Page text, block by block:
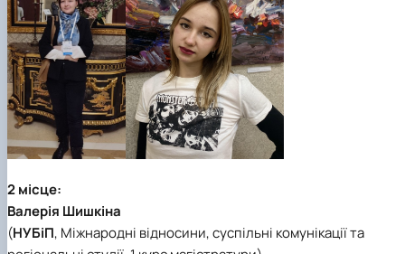
2 місце:
Валерія Шишкіна
(НУБіП, Міжнародні відносини, суспільні комунікації та